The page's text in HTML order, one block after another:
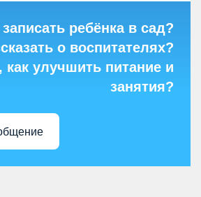
ребёнка в сад?
о воспитателях?
как улучшить питание и
занятия?